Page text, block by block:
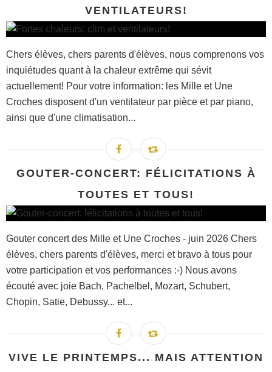
VENTILATEURS!
Chers élèves, chers parents d'élèves, nous comprenons vos
inquiétudes quant à la chaleur extrême qui sévit
actuellement! Pour votre information: les Mille et Une
Croches disposent d'un ventilateur par pièce et par piano,
ainsi que d'une climatisation...
GOUTER-CONCERT: FÉLICITATIONS À
TOUTES ET TOUS!
Gouter concert des Mille et Une Croches - juin 2026 Chers
élèves, chers parents d'élèves, merci et bravo à tous pour
votre participation et vos performances :-) Nous avons
écouté avec joie Bach, Pachelbel, Mozart, Schubert,
Chopin, Satie, Debussy... et...
VIVE LE PRINTEMPS... MAIS ATTENTION